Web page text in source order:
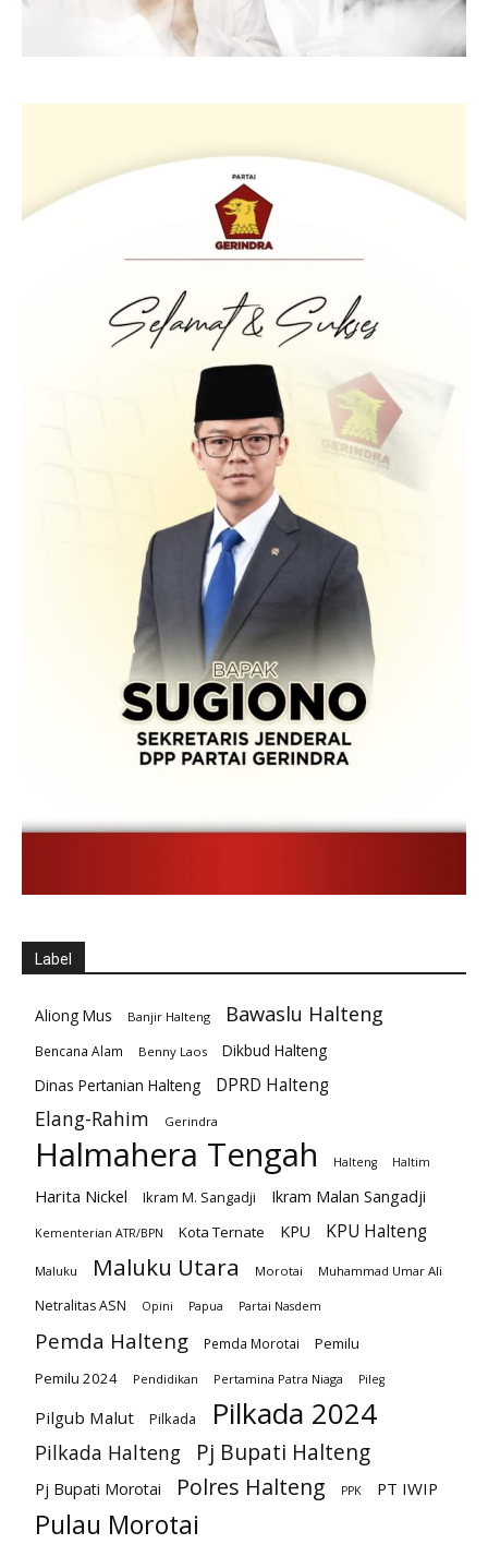
Label
Aliong Mus Banjir Halteng Bawaslu Halteng
Bencana Alam Benny Laos
Dikbud Halteng
Dinas Pertanian Halteng
DPRD Halteng
Elang-Rahim Gerindra
Halmahera Tengah Halteng Haltim
Harita Nickel Ikram M. Sangadji Ikram Malan Sangadji
Kementerian ATR/BPN Kota Ternate KPU KPU Halteng
Maluku Maluku Utara Morotai Muhammad Umar Ali
Netralitas ASN Opini Papua Partai Nasdem
Pemda Halteng Pemda Morotai
Pemilu
Pemilu 2024
Pendidikan Pertamina Patra Niaga Pileg
Pilgub Malut Pilkada Pilkada 2024
Pilkada Halteng Pj Bupati Halteng
Pj Bupati Morotai Polres Halteng PPK PT IWIP
Pulau Morotai